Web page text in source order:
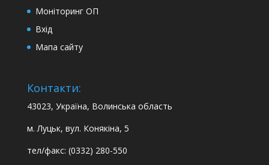
Моніторинг ОП
Вхід
Мапа сайту
Контакти:
43023, Україна, Волинська область
м. Луцьк, вул. Конякіна, 5
тел/факс: (0332) 280-550